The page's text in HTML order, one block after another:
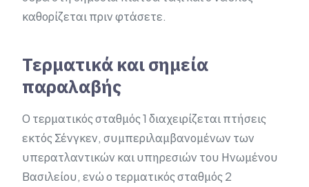
καθορίζεται πριν φτάσετε.
Τερματικά και σημεία
παραλαβής
Ο τερματικός σταθμός 1 διαχειρίζεται πτήσεις
εκτός Σένγκεν, συμπεριλαμβανομένων των
υπερατλαντικών και υπηρεσιών του Ηνωμένου
Βασιλείου, ενώ ο τερματικός σταθμός 2